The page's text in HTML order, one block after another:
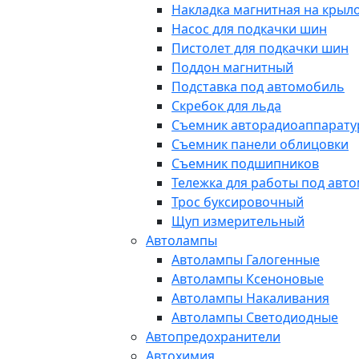
Накладка магнитная на
Насос для подкачки шин
Пистолет для подкачки шин
Поддон магнитный
Подставка под автомобиль
Скребок для льда
Съемник
Съемник панели облицовки
Съемник подшипников
Тележка для работы под
Трос буксировочный
Щуп измерительный
Автолампы
Автолампы Галогенные
Автолампы Ксеноновые
Автолампы Накаливания
Автолампы Светодиодные
Автопредохранители